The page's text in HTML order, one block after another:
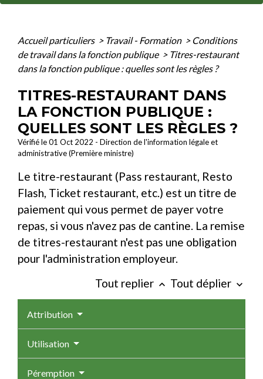
Accueil particuliers > Travail - Formation > Conditions
de travail dans la fonction publique > Titres-restaurant
dans la fonction publique : quelles sont les règles ?
TITRES-RESTAURANT DANS
LA FONCTION PUBLIQUE :
QUELLES SONT LES RÈGLES ?
Vérifié le 01 Oct 2022 - Direction de l'information légale et
administrative (Première ministre)
Le titre-restaurant (Pass restaurant, Resto
Flash, Ticket restaurant, etc.) est un titre de
paiement qui vous permet de payer votre
repas, si vous n'avez pas de cantine. La remise
de titres-restaurant n'est pas une obligation
pour l'administration employeur.
Tout replier keyboard_arrow_up Tout déplier keyboard_arrow_down
Attribution
Utilisation
Péremption